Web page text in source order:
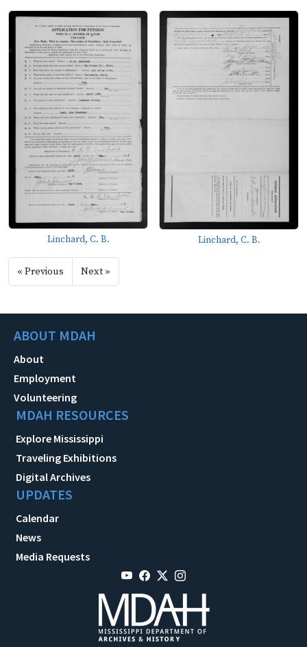
Linchard, C. B. Linchard, C. B.
« Previous Next »
ABOUT MDAH
About
Employment
Volunteering
MDAH RESOURCES
Explore Mississippi
Traveling Exhibitions
Digital Archives
UPDATES
Calendar
News
Media Requests